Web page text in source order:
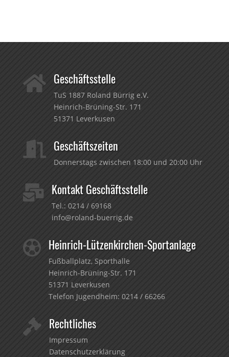
 Geschäftsstelle
TuS 1887 Roland Bürrig e.V.
Heinrich-Brüning-Str. 171
51371 Leverkusen
 Geschäftszeiten
Donnerstags zwischen 18:00 und 20:00 Uhr
 Kontakt Geschäftsstelle
Tel.: 0214 / 69168
info@roland-buerrig.de
 Heinrich-Lützenkirchen-Sportanlage
Fußballplatz, Sporthalle
Heinrich-Brüning-Str. 171
51371 Leverkusen
Telefon Jugendheim: 0214 / 66266
 Rechtliches
Impressum
Datenschutzerklärung